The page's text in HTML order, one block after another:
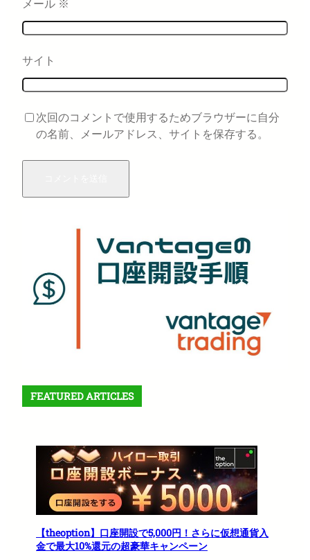
メール ※
サイト
次回のコメントで使用するためブラウザーに自分
の名前、メールアドレス、サイトを保存する。
FEATURED ARTICLES
【theoption】口座開設で5,000円！さらに仮想通貨入
金で最大10%還元の超豪華キャンペーン